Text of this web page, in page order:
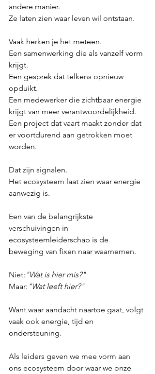
andere manier.
Ze laten zien waar leven wil ontstaan.
Vaak herken je het meteen.
Een samenwerking die als vanzelf vorm
krijgt.
Een gesprek dat telkens opnieuw
opduikt.
Een medewerker die zichtbaar energie
krijgt van meer verantwoordelijkheid.
Een project dat vaart maakt zonder dat
er voortdurend aan getrokken moet
worden.
Dat zijn signalen.
Het ecosysteem laat zien waar energie
aanwezig is.
Een van de belangrijkste
verschuivingen in
ecosysteemleiderschap is de
beweging van fixen naar waarnemen.
Niet: "Wat is hier mis?"
Maar: "Wat leeft hier?"
Want waar aandacht naartoe gaat, volgt
vaak ook energie, tijd en
ondersteuning.
Als leiders geven we mee vorm aan
ons ecosysteem door waar we onze